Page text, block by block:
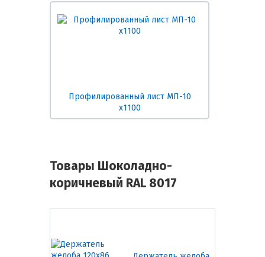
Профилированный лист МП-10
х1100
Товары Шоколадно-
коричневый RAL 8017